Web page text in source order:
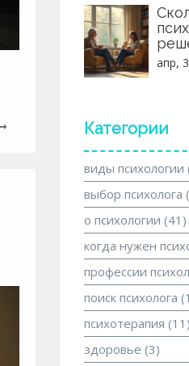
апр,
Категории
виды психологии
выбор психолога
о психологии (41)
когда нужен
профессии
поиск психолога
психотерапия (11)
здоровье (3)